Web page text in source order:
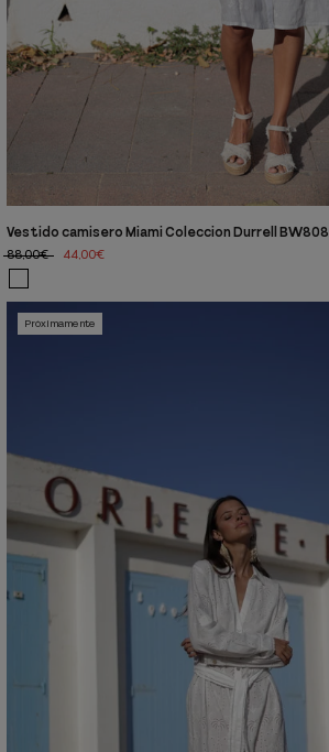
Vestido camisero Miami Coleccion Durrell BW808
88,00€
44,00€
Próximamente